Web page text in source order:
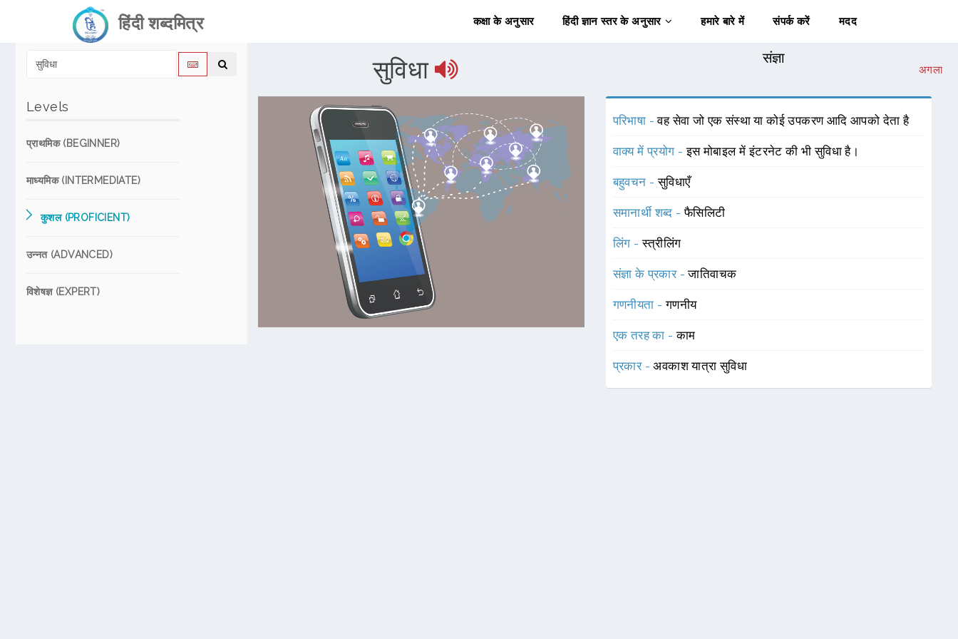
हिंदी शब्दमित्र कक्षा के अनुसार हिंदी ज्ञान स्तर के अनुसार हमारे बारे में संपर्क करें मदद
Levels
प्राथमिक (BEGINNER)
माध्यमिक (INTERMEDIATE)
कुशल (PROFICIENT)
उन्नत (ADVANCED)
विशेषज्ञ (EXPERT)
सुविधा संज्ञा
अगला
परिभाषा -वह सेवा जो एक संस्था या कोई उपकरण आदि आपको देता है
वाक्य में प्रयोग -इस मोबाइल में इंटरनेट की भी सुविधा है।
बहुवचन -सुविधाएँ
समानार्थी शब्द -फैसिलिटी
लिंग -स्त्रीलिंग
संज्ञा के प्रकार -जातिवाचक
गणनीयता -गणनीय
एक तरह का -काम
प्रकार -अवकाश यात्रा सुविधा